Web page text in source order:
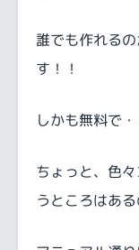
誰でも作れる
す！！
しかも無料で・
ちょっと、色
うところはあ